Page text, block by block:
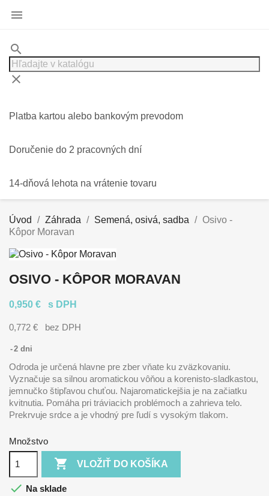

search
clear
Platba kartou alebo bankovým prevodom
Doručenie do 2 pracovných dní
14-dňová lehota na vrátenie tovaru
Úvod Záhrada Semená, osivá, sadba
Osivo -
Kôpor Moravan
OSIVO - KÔPOR MORAVAN
0,950 € s DPH
0,772 € bez DPH
2 dni
Odroda je určená hlavne pre zber vňate ku zväzkovaniu.
Vyznačuje sa silnou aromatickou vôňou a korenisto-sladkastou,
jemnučko štipľavou chuťou. Najaromatickejšia je na začiatku
kvitnutia. Pomáha pri tráviacich problémoch a zahrieva telo.
Prekrvuje srdce a je vhodný pre ľudí s vysokým tlakom.
Množstvo
 VLOŽIŤ DO KOŠÍKA
 Na sklade